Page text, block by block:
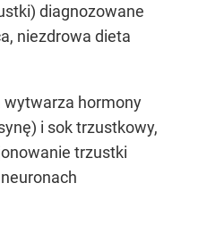
diagnozowane
niezdrowa dieta
wytwarza hormony
i sok trzustkowy,
trzustki